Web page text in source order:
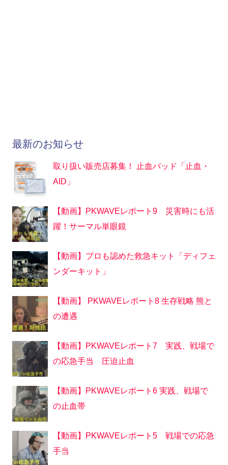
最新のお知らせ
取り扱い販売店募集！ 止血パッド「止血・
AID」
【動画】PKWAVEレポート9 災害時にも活
躍！サーマル単眼鏡
【動画】プロも認めた救急キット「ディフェ
ンダーキット」
【動画】 PKWAVEレポート8 生存戦略 熊と
の遭遇
【動画】PKWAVEレポート7 実践、戦場で
の応急手当 圧迫止血
【動画】PKWAVEレポート6 実践、戦場で
の止血帯
【動画】PKWAVEレポート5 戦場での応急
手当